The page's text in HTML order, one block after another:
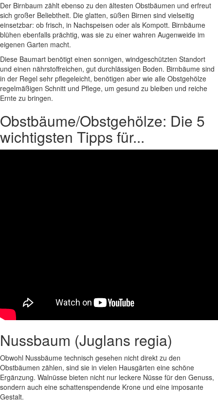
Der Birnbaum zählt ebenso zu den ältesten Obstbäumen und erfreut
sich großer Beliebtheit. Die glatten, süßen Birnen sind vielseitig
einsetzbar: ob frisch, in Nachspeisen oder als Kompott. Birnbäume
blühen ebenfalls prächtig, was sie zu einer wahren Augenweide im
eigenen Garten macht.
Diese Baumart benötigt einen sonnigen, windgeschützten Standort
und einen nährstoffreichen, gut durchlässigen Boden. Birnbäume sind
in der Regel sehr pflegeleicht, benötigen aber wie alle Obstgehölze
regelmäßigen Schnitt und Pflege, um gesund zu bleiben und reiche
Ernte zu bringen.
Obstbäume/Obstgehölze: Die 5
wichtigsten Tipps für...
Nussbaum (Juglans regia)
Obwohl Nussbäume technisch gesehen nicht direkt zu den
Obstbäumen zählen, sind sie in vielen Hausgärten eine schöne
Ergänzung. Walnüsse bieten nicht nur leckere Nüsse für den Genuss,
sondern auch eine schattenspendende Krone und eine imposante
Gestalt.